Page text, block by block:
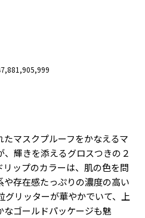
マスクプルーフをかなえるマ
輝きを添えるグロスつきの２
ップのカラーは、肌の色を問
存在感たっぷりの濃度の高い
グリッターが華やかでいて、上
ゴールドパッケージも魅